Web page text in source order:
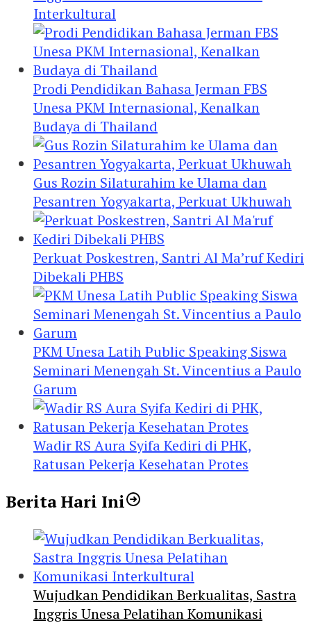
Interkultural
Prodi Pendidikan Bahasa Jerman FBS
Unesa PKM Internasional, Kenalkan
Budaya di Thailand
Gus Rozin Silaturahim ke Ulama dan
Pesantren Yogyakarta, Perkuat Ukhuwah
Perkuat Poskestren, Santri Al Ma’ruf Kediri
Dibekali PHBS
PKM Unesa Latih Public Speaking Siswa
Seminari Menengah St. Vincentius a Paulo
Garum
Wadir RS Aura Syifa Kediri di PHK,
Ratusan Pekerja Kesehatan Protes
Berita Hari Ini
Wujudkan Pendidikan Berkualitas, Sastra
Inggris Unesa Pelatihan Komunikasi